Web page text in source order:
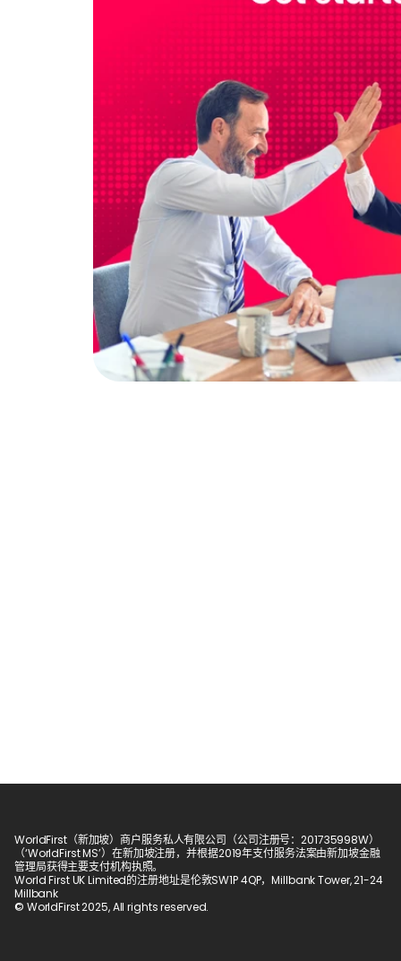
WorldFirst（新加坡）商户服务私人有限公司（公司注册号：201735998W）
（‘WorldFirst MS’）在新加坡注册，并根据2019年支付服务法案由新加坡金融
管理局获得主要支付机构执照。
World First UK Limited的注册地址是伦敦SW1P 4QP，Millbank Tower, 21-24
Millbank
© WorldFirst 2025, All rights reserved.